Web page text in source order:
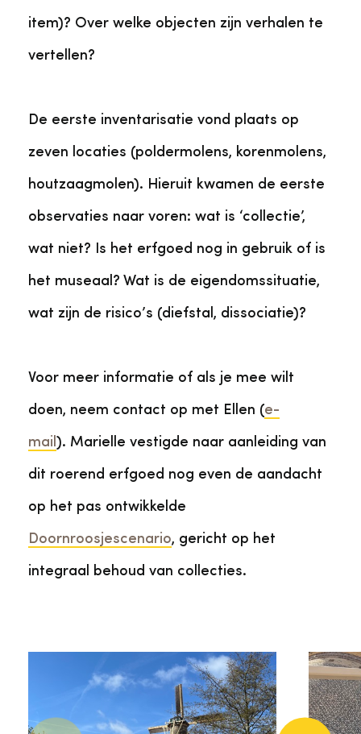
item)? Over welke objecten zijn verhalen te
vertellen?
De eerste inventarisatie vond plaats op
zeven locaties (poldermolens, korenmolens,
houtzaagmolen). Hieruit kwamen de eerste
observaties naar voren: wat is ‘collectie’,
wat niet? Is het erfgoed nog in gebruik of is
het museaal? Wat is de eigendomssituatie,
wat zijn de risico’s (diefstal, dissociatie)?
Voor meer informatie of als je mee wilt
doen, neem contact op met Ellen (e-
mail ). Marielle vestigde naar aanleiding van
dit roerend erfgoed nog even de aandacht
op het pas ontwikkelde
Doornroosjescenario, gericht op het
integraal behoud van collecties.